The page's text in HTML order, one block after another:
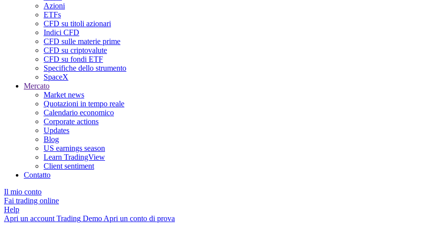
Azioni
ETFs
CFD su titoli azionari
Indici CFD
CFD sulle materie prime
CFD su criptovalute
CFD su fondi ETF
Specifiche dello strumento
SpaceX
Mercato
Market news
Quotazioni in tempo reale
Calendario economico
Corporate actions
Updates
Blog
US earnings season
Learn TradingView
Client sentiment
Contatto
Il mio conto
Fai trading online
Help
Apri un account Trading Demo Apri un conto di prova